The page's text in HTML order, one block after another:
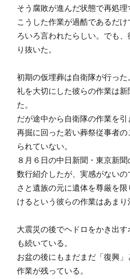
そう腐敗が進んだ状態で再処理
こうした作業が過酷であるだ
ろいろ言われたらしい。でも
り抜いた。
初期の仮埋葬は自衛隊が行った
礼を大切にした彼らの作業は
た。
だが途中から自衛隊の作業を
再掘に回った若い葬祭従事者
られていない。
８月６日の中日新聞・東京新
数行紹介したが、実感がない
さと遺族の元に遺体を尊厳を
けるという彼らの作業はあまり
大震災の後でヘドロをかき出
も続いている。
お盆の後にもまだまだ「復興
作業が残っている。